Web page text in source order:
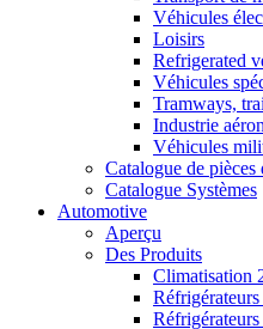
Véhicules
Loisirs
Refrigerated
Véhicules
Tramways,
Industrie
Véhicules
Catalogue de pièces
Catalogue Systèmes
Automotive
Aperçu
Des Produits
Climatisation